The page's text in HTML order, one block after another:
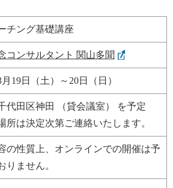
チング基礎講座
コンサルタント 関山多聞
19日（土） ～ 20日（日）
代田区神田
（貸会議室） を予定
所は決定次第ご連絡いたします。
の性質上、オンラインでの開催は予
りません。